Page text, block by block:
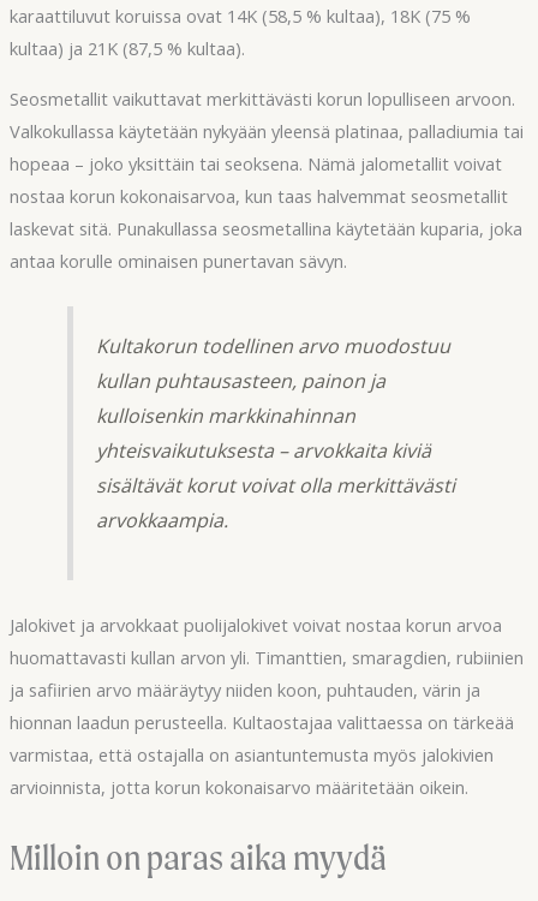
karaattiluvut koruissa ovat 14K (58,5 % kultaa), 18K (75 %
kultaa) ja 21K (87,5 % kultaa).
Seosmetallit vaikuttavat merkittävästi korun lopulliseen arvoon.
Valkokullassa käytetään nykyään yleensä platinaa, palladiumia tai
hopeaa – joko yksittäin tai seoksena. Nämä jalometallit voivat
nostaa korun kokonaisarvoa, kun taas halvemmat seosmetallit
laskevat sitä. Punakullassa seosmetallina käytetään kuparia, joka
antaa korulle ominaisen punertavan sävyn.
Kultakorun todellinen arvo muodostuu
kullan puhtausasteen, painon ja
kulloisenkin markkinahinnan
yhteisvaikutuksesta – arvokkaita kiviä
sisältävät korut voivat olla merkittävästi
arvokkaampia.
Jalokivet ja arvokkaat puolijalokivet voivat nostaa korun arvoa
huomattavasti kullan arvon yli. Timanttien, smaragdien, rubiinien
ja safiirien arvo määräytyy niiden koon, puhtauden, värin ja
hionnan laadun perusteella. Kultaostajaa valittaessa on tärkeää
varmistaa, että ostajalla on asiantuntemusta myös jalokivien
arvioinnista, jotta korun kokonaisarvo määritetään oikein.
Milloin on paras aika myydä